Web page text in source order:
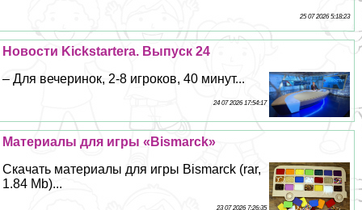
25 07 2026 5:18:23
Новости Kickstarterа. Выпуск 24
– Для вечеринок, 2-8 игроков, 40 минут...
24 07 2026 17:54:17
Материалы для игры «Bismarсk»
Скачать материалы для игры Bismarсk (rar,
1.84 Mb)...
23 07 2026 7:26:35